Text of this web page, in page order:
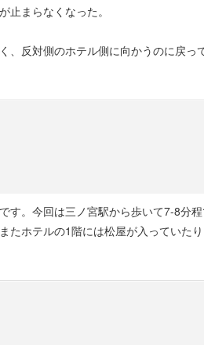
止まらなくなった。
、反対側のホテル側に向かうのに戻っ
ューで、美味しくなかったです。
す。今回は三ノ宮駅から歩いて7-8分程
たホテルの1階には松屋が入っていた